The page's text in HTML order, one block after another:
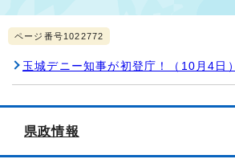
ページ番号1022772
玉城デニー知事が初登庁！（10月4日）
県政情報